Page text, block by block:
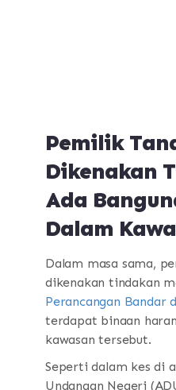
Pemilik
Dikenakan
Ada
Dalam
Dalam masa sama,
dikenakan tindakan
Perancangan Bandar
terdapat binaan
kawasan tersebut.
Seperti dalam kes di
Undangan Negeri